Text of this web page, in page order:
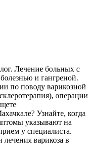
Лечение больных с
и гангреной.
по поводу варикозной
операции
Узнайте, когда
указывают на
у специалиста.
варикоза в